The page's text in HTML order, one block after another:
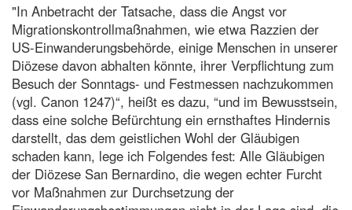
"In Anbetracht der Tatsache, dass die Angst vor
Migrationskontrollmaßnahmen, wie etwa Razzien der
US-Einwanderungsbehörde, einige Menschen in unserer
Diözese davon abhalten könnte, ihrer Verpflichtung zum
Besuch der Sonntags- und Festmessen nachzukommen
(vgl. Canon 1247)“, heißt es dazu, “und im Bewusstsein,
dass eine solche Befürchtung ein ernsthaftes Hindernis
darstellt, das dem geistlichen Wohl der Gläubigen
schaden kann, lege ich Folgendes fest: Alle Gläubigen
der Diözese San Bernardino, die wegen echter Furcht
vor Maßnahmen zur Durchsetzung der